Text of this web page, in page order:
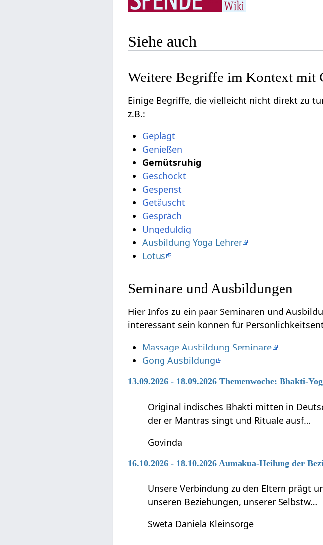
Siehe auch
Einige Begriffe, die vielleicht nicht direkt zu tun haben mit Gemütsruhig‏‎, aber
z.B.:
Ungeduldig
Ausbildung Yoga Lehrer
Lotus
Seminare und Ausbildungen
Hier Infos zu ein paar Seminaren und
interessant sein können für
Massage Ausbildung Seminare
Gong Ausbildung
13.09.2026 - 18.09.2026 Themenwoche: Bhakti-
Original indisches Bhakti mitten in
der er Mantras singt und Rituale ausf…
Govinda
16.10.2026 - 18.10.2026 Aumakua-Heilung der
Unsere Verbindung zu den Eltern prägt
unseren Beziehungen, unserer Selbstw…
Sweta Daniela Kleinsorge